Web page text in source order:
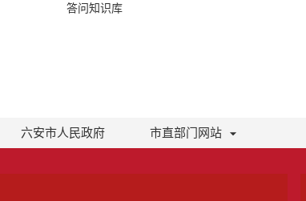
答问知识库
六安市人民政府 市直部门网站